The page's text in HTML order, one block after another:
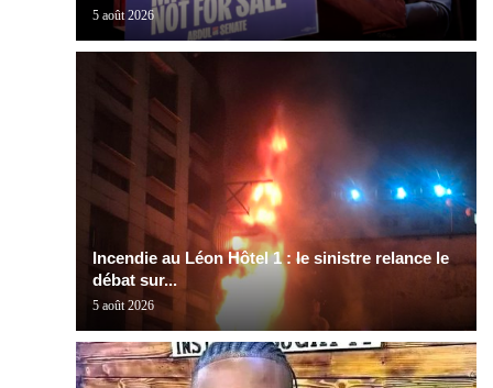
5 août 2026
Incendie au Léon Hôtel 1 : le sinistre relance le
débat sur...
5 août 2026